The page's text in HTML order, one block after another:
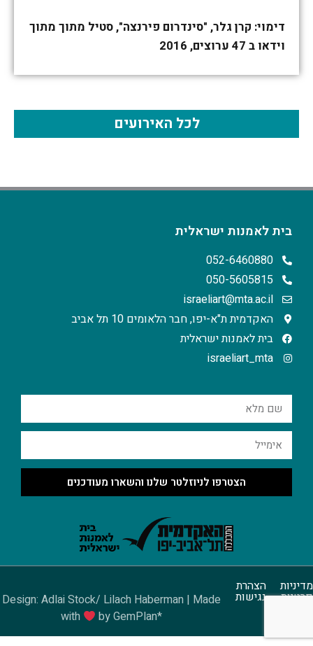
דימוי: קרן גלר, "סינדרום פירנצה", סטיל מתוך מתוך
וידאו ב 47 ערוצים, 2016
לכל האירועים
בית לאמנות ישראלית
052-6460880
050-5605815
israeliart@mta.ac.il
האקדמית ת"א-יפו, חבר הלאומים 10 תל אביב
בית לאמנות ישראלית
israeliart_mta
הצטרפו לניוזלטר שלנו והשארו מעודכנים
מדיניות
פרטיות
הצהרת
נגישות
Design: Adlai Stock/ Lilach Haberman | Made
with
by GemPlan*